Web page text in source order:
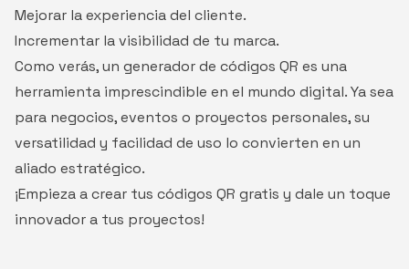
Mejorar la experiencia del cliente.
Incrementar la visibilidad de tu marca.
Como verás, un generador de códigos QR es una
herramienta imprescindible en el mundo digital. Ya sea
para negocios, eventos o proyectos personales, su
versatilidad y facilidad de uso lo convierten en un
aliado estratégico.
¡Empieza a crear tus códigos QR gratis y dale un toque
innovador a tus proyectos!